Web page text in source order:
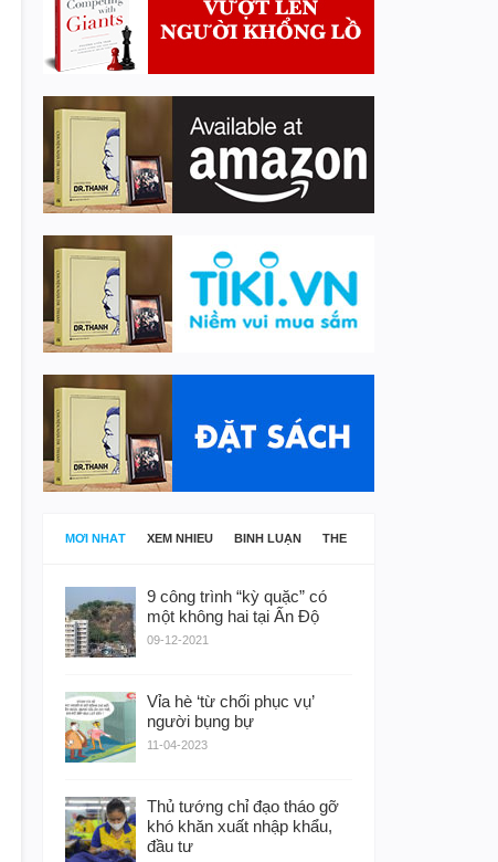
MỚI NHẤT XEM NHIỀU BÌNH LUẬN THẺ
9 công trình “kỳ quặc” có
một không hai tại Ấn Độ
09-12-2021
Vỉa hè ‘từ chối phục vụ’
người bụng bự
11-04-2023
Thủ tướng chỉ đạo tháo gỡ
khó khăn xuất nhập khẩu,
đầu tư